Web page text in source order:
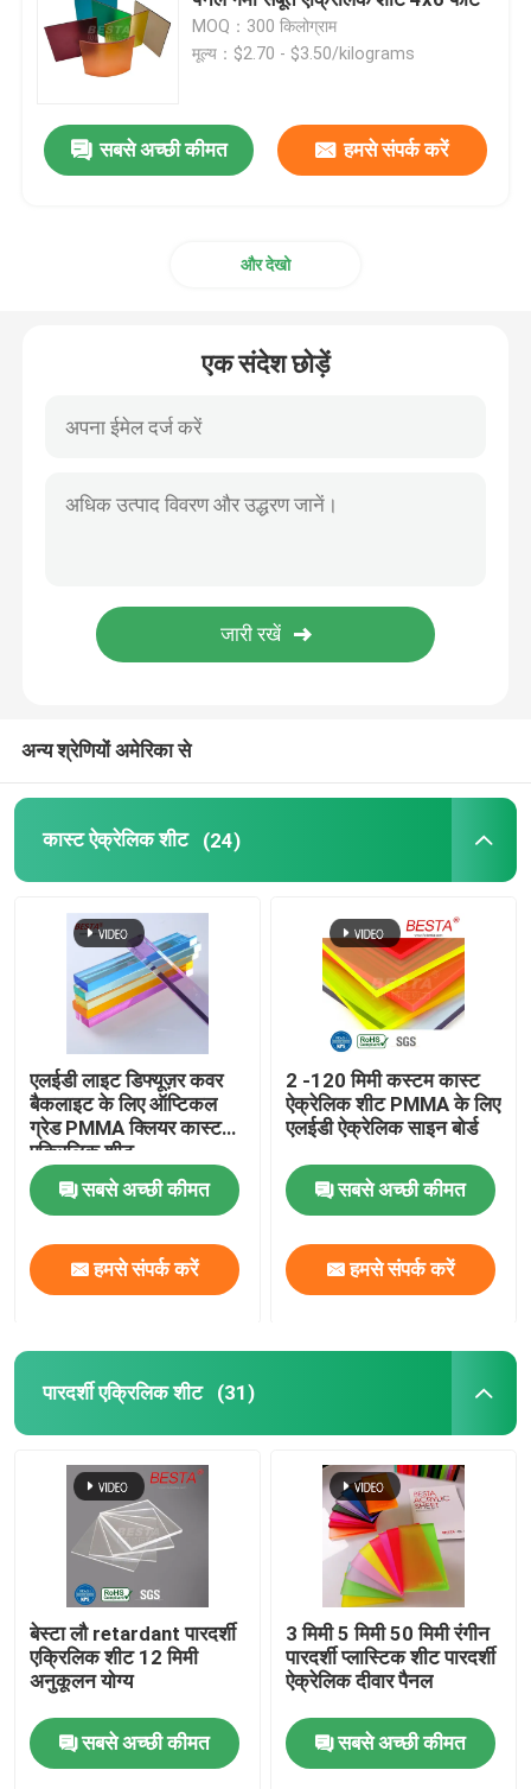
कास्ट ऐक्रेलिक शीट
पारदर्शी एक्रिलिक शीट
आधुनिक एक्रिलिक फर्नीचर
लाइट गाइड ऐक्रेलिक शीट
एक्सट्रूडेड ऐक्रेलिक शीट
डबल लेयर एक्रिलिक शीट
ग्लिटर एक्रिलिक शीट
अग्निरोधक एक्रिलिक शीट
पारदर्शी एक्रिलिक पट्टी
पारदर्शी ऐक्रेलिक हिंग्स
ठोस एक्रिलिक गोला
दर्पण ऐक्रेलिक शीट
सजावटी एक्रिलिक शीट
MOQ：300 किलोग्राम
मूल्य：$2.70 - $3.50/kilograms
सबसे अच्छी कीमत हमसे संपर्क करें
और देखो
एक संदेश छोड़ें
अन्य श्रेणियों अमेरिका से
कास्ट ऐक्रेलिक शीट (24)
एलईडी लाइट डिफ्यूज़र कवर
बैकलाइट के लिए ऑप्टिकल
ग्रेड PMMA क्लियर कास्ट
एक्रिलिक शीट
सबसे अच्छी कीमत
हमसे संपर्क करें
2 -120 मिमी कस्टम कास्ट
ऐक्रेलिक शीट PMMA के लिए
एलईडी ऐक्रेलिक साइन बोर्ड
सबसे अच्छी कीमत
हमसे संपर्क करें
पारदर्शी एक्रिलिक शीट (31)
बेस्टा लौ retardant पारदर्शी
एक्रिलिक शीट 12 मिमी
अनुकूलन योग्य
सबसे अच्छी कीमत
3 मिमी 5 मिमी 50 मिमी रंगीन
पारदर्शी प्लास्टिक शीट पारदर्शी
ऐक्रेलिक दीवार पैनल
सबसे अच्छी कीमत